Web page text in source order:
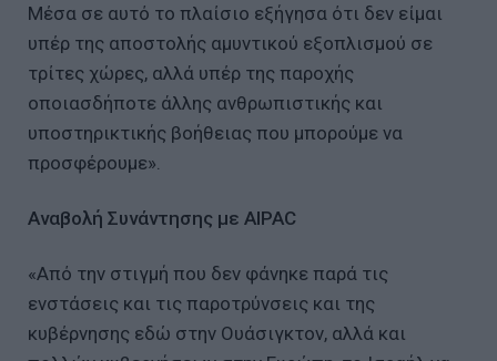
Μέσα σε αυτό το πλαίσιο εξήγησα ότι δεν είμαι
υπέρ της αποστολής αμυντικού εξοπλισμού σε
τρίτες χώρες, αλλά υπέρ της παροχής
οποιασδήποτε άλλης ανθρωπιστικής και
υποστηρικτικής βοήθειας που μπορούμε να
προσφέρουμε».
Αναβολή Συνάντησης με AIPAC
«Από την στιγμή που δεν φάνηκε παρά τις
ενστάσεις και τις παροτρύνσεις και της
κυβέρνησης εδώ στην Ουάσιγκτον, αλλά και